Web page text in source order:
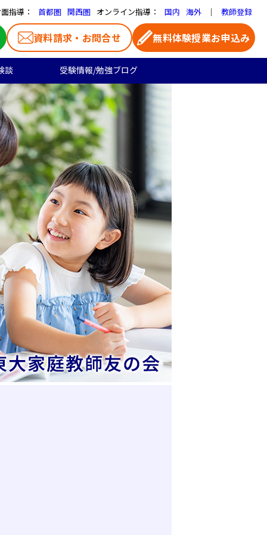
指導： 首都圏 関西圏 オンライン指導： 国内 海外 ｜ 教師登録
資料請求・お問合せ 無料体験授業お申込み
医学部受験
高校生向け
プロ家庭教師
高校生のご料金
よくある質問
お気に入り家庭教師
談
大学受験の合格実績
一覧ページ
受験情報/勉強ブログ